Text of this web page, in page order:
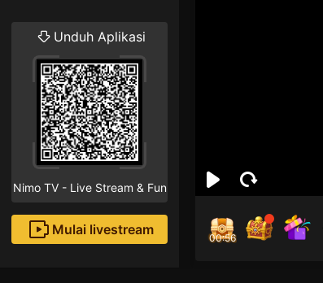
Unduh Aplikasi
Nimo TV - Live Stream & Fun
Mulai livestream
00:56